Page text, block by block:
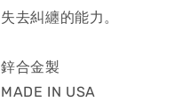
失去糾纏的能力。
鋅合金製
MADE IN USA